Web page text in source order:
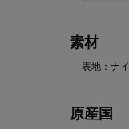
素材
表地：ナ
原産国